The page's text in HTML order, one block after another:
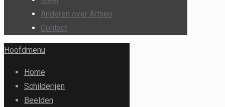
Anderen over Artheo
Contact
Hoofdmenu
Home
Schilderijen
Beelden